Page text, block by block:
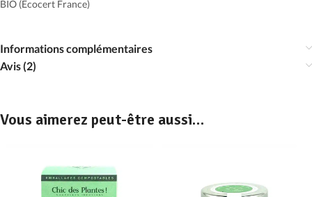
BIO (Ecocert France)
Informations complémentaires
Avis (2)
Vous aimerez peut-être aussi…